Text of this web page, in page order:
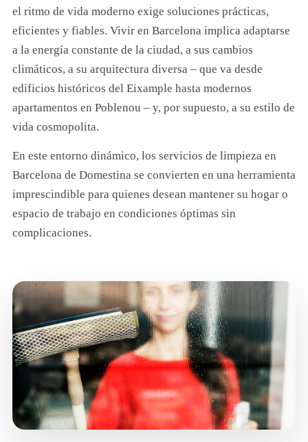
el ritmo de vida moderno exige soluciones prácticas,
eficientes y fiables. Vivir en Barcelona implica adaptarse
a la energía constante de la ciudad, a sus cambios
climáticos, a su arquitectura diversa – que va desde
edificios históricos del Eixample hasta modernos
apartamentos en Poblenou – y, por supuesto, a su estilo de
vida cosmopolita.
En este entorno dinámico, los servicios de limpieza en
Barcelona de Domestina se convierten en una herramienta
imprescindible para quienes desean mantener su hogar o
espacio de trabajo en condiciones óptimas sin
complicaciones.